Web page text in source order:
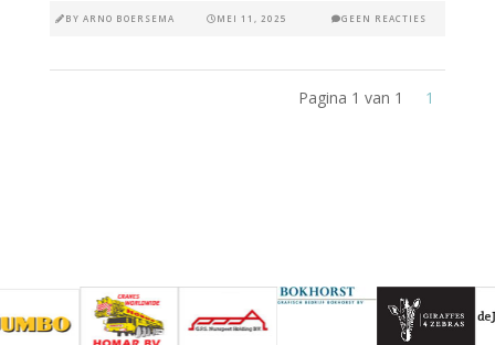
BYARNO BOERSEMA MEI 11, 2025 GEEN REACTIES
Pagina 1 van 1 1